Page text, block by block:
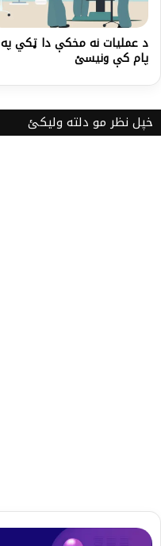
د عمليات نه مخكې دا ټکي په
پام کې ونیسئ
خپل نظر مو دلته ولیکئ